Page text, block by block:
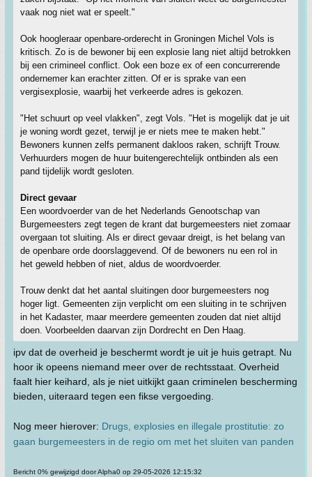
vaak nog niet wat er speelt."
Ook hoogleraar openbare-orderecht in Groningen Michel Vols is
kritisch. Zo is de bewoner bij een explosie lang niet altijd betrokken
bij een crimineel conflict. Ook een boze ex of een concurrerende
ondernemer kan erachter zitten. Of er is sprake van een
vergisexplosie, waarbij het verkeerde adres is gekozen.
"Het schuurt op veel vlakken", zegt Vols. "Het is mogelijk dat je uit
je woning wordt gezet, terwijl je er niets mee te maken hebt."
Bewoners kunnen zelfs permanent dakloos raken, schrijft Trouw.
Verhuurders mogen de huur buitengerechtelijk ontbinden als een
pand tijdelijk wordt gesloten.
Direct gevaar
Een woordvoerder van de het Nederlands Genootschap van
Burgemeesters zegt tegen de krant dat burgemeesters niet zomaar
overgaan tot sluiting. Als er direct gevaar dreigt, is het belang van
de openbare orde doorslaggevend. Of de bewoners nu een rol in
het geweld hebben of niet, aldus de woordvoerder.
Trouw denkt dat het aantal sluitingen door burgemeesters nog
hoger ligt. Gemeenten zijn verplicht om een sluiting in te schrijven
in het Kadaster, maar meerdere gemeenten zouden dat niet altijd
doen. Voorbeelden daarvan zijn Dordrecht en Den Haag.
ipv dat de overheid je beschermt wordt je uit je huis getrapt. Nu
hoor ik opeens niemand meer over de rechtsstaat. Overheid
faalt hier keihard, als je niet uitkijkt gaan criminelen bescherming
bieden, uiteraard tegen een fikse vergoeding.
Nog meer hierover: Drugs, explosies en illegale prostitutie: zo
gaan burgemeesters in de regio om met het sluiten van panden
Bericht 0% gewijzigd door Alpha0 op 29-05-2026 12:15:32